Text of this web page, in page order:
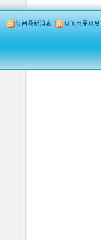
订阅最新消息 订阅商品讯息